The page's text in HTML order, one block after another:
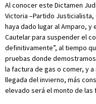
Al conocer este Dictamen
Victoria –Partido Justicialista,
haya dado lugar al Amparo,
Cautelar para suspender el
definitivamente”, al tiempo
pruebas donde
la factura de gas o comer, y
llegada del invierno, más
elevado será el monto de las